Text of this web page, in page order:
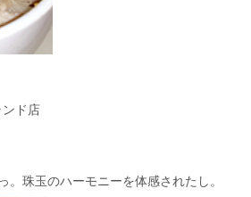
ド店
珠玉のハーモニーを体感されたし。